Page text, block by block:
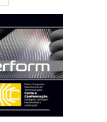
se tornam mais
cresce, torna-se
proteger
sua infraestrutura,